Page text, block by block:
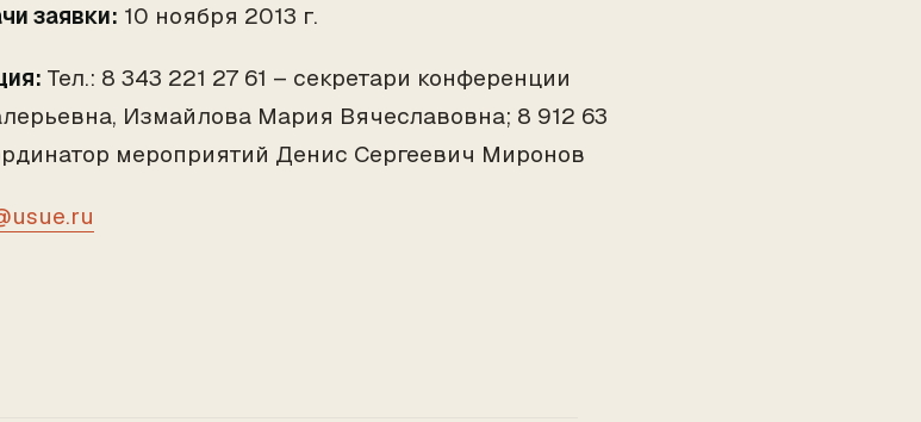
заявки: 10 ноября 2013 г.
Тел.: 8 343 221 27 61 – секретари конференции
Измайлова Мария Вячеславовна; 8 912 63
мероприятий Денис Сергеевич Миронов